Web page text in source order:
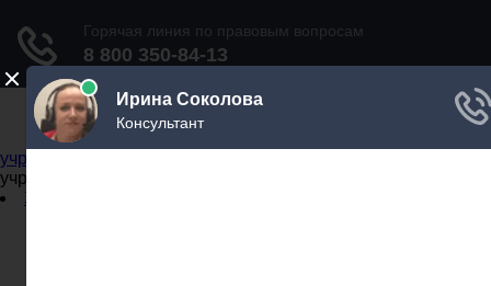
Не официальный справочник государственных
учреждений
учреждений
Задать вопрос юристу